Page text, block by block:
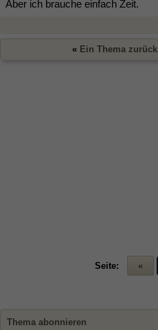
Aber ich brauche einfach Zeit.
« Ein Thema zurück
Seite: «
Thema abonnieren